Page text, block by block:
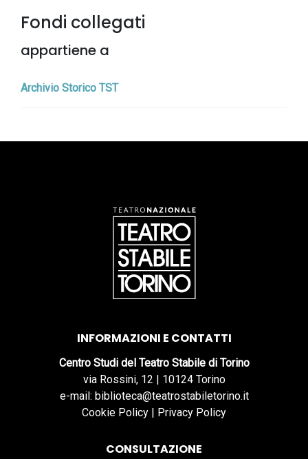
Fondi collegati
appartiene a
Archivio Storico TST
INFORMAZIONI E CONTATTI
Centro Studi del Teatro Stabile di Torino
via Rossini, 12 | 10124 Torino
e-mail: biblioteca@teatrostabiletorino.it
Cookie Policy | Privacy Policy
CONSULTAZIONE